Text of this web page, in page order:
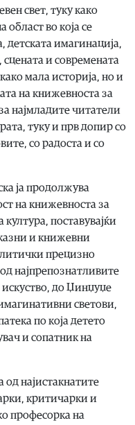
свет, туку како
област во која се
детската имагинација,
и современата
мала историја, но и
на книжевноста за
најмладите читатели
туку и прв допир со
со радоста и со
ја продолжува
на книжевноста за
поставувајќи
и книжевни
прецизно
најпрепознатливите
до Џинџуџе
светови,
по која детето
и сопатник на
најистакнатите
критичарки и
професорка на